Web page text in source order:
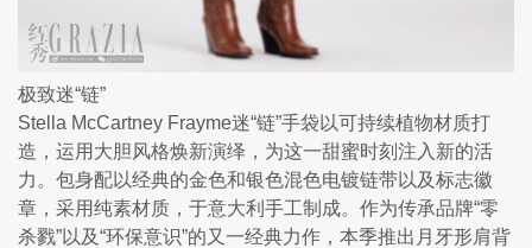
极致迷“链”
Stella McCartney Frayme迷“链”手袋以可持续植物材质打
造，运用大胆风格焕新演绎，为这一甜蜜时刻注入新的活
力。包身配以经典的金色和银色混色电镀链带以及标志徽
章，采用纯素材质，于意大利手工制成。作为传承品牌“零
杀戮”以及“环保意识”的又一经典力作，本季推出月牙形肩背